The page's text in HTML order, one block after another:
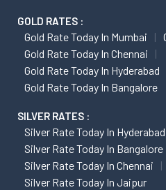
GOLD RATES :
Gold Rate Today In Mumbai
Gold Rate Today In Chennai
Gold Rate Today In Hyderabad
Gold Rate Today In Bangalore
SILVER RATES :
Silver Rate Today In Hyderabad
Silver Rate Today In Bangalore
Silver Rate Today In Chennai
Silver Rate Today In Jaipur